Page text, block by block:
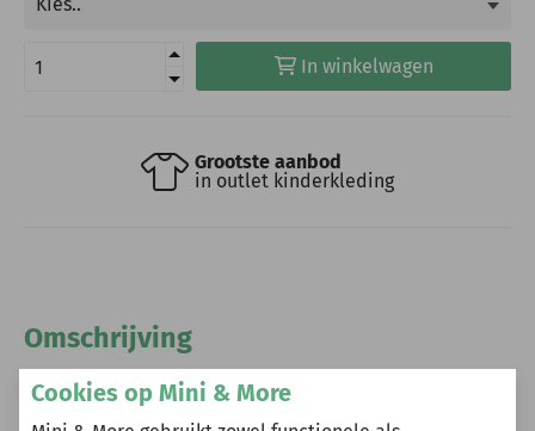
In winkelwagen
Grootste aanbod
in outlet kinderkleding
Omschrijving
Cruyff fleece jacket black grey
Cookies op Mini & More